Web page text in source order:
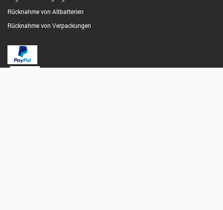
Rücknahme von Altbatterien
Rücknahme von Verpackungen